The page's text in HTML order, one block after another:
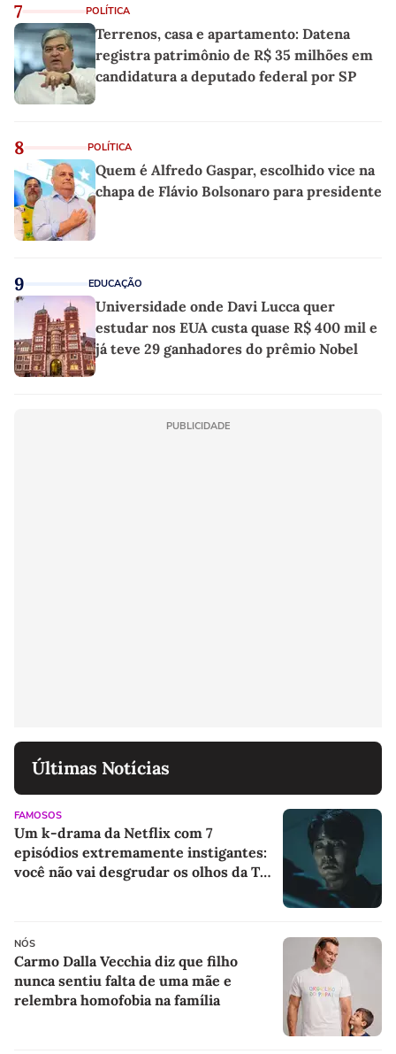
7 POLÍTICA
Terrenos, casa e apartamento: Datena
registra patrimônio de R$ 35 milhões em
candidatura a deputado federal por SP
8 POLÍTICA
Quem é Alfredo Gaspar, escolhido vice na
chapa de Flávio Bolsonaro para presidente
9 EDUCAÇÃO
Universidade onde Davi Lucca quer
estudar nos EUA custa quase R$ 400 mil e
já teve 29 ganhadores do prêmio Nobel
PUBLICIDADE
Últimas Notícias
FAMOSOS
Um k-drama da Netflix com 7
episódios extremamente instigantes:
você não vai desgrudar os olhos da TV
NÓS
Carmo Dalla Vecchia diz que filho
nunca sentiu falta de uma mãe e
relembra homofobia na família